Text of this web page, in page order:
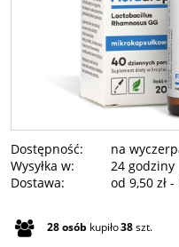
Dostępność:
na
Wysyłka w:
24 godziny
Dostawa:
od 9,50 zł -
Cena nie zawiera
28osób kupiło38szt.